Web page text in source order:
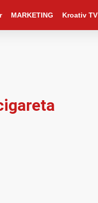
MARKETING Kroativ TV